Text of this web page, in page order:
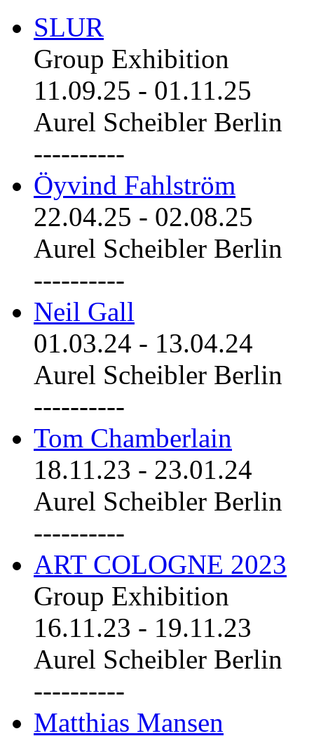
SLUR
Group Exhibition
11.09.25 - 01.11.25
Aurel Scheibler Berlin
----------
Öyvind Fahlström
22.04.25 - 02.08.25
Aurel Scheibler Berlin
----------
Neil Gall
01.03.24 - 13.04.24
Aurel Scheibler Berlin
----------
Tom Chamberlain
18.11.23 - 23.01.24
Aurel Scheibler Berlin
----------
ART COLOGNE 2023
Group Exhibition
16.11.23 - 19.11.23
Aurel Scheibler Berlin
----------
Matthias Mansen